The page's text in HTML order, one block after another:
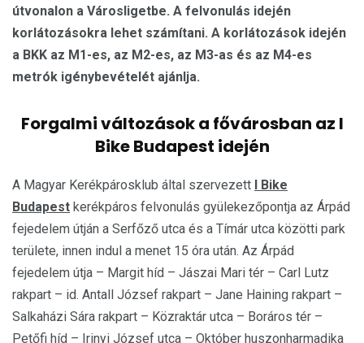
útvonalon a Városligetbe. A felvonulás idején
korlátozásokra lehet számítani. A korlátozások idején
a BKK az M1-es, az M2-es, az M3-as és az M4-es
metrók igénybevételét ajánlja.
Forgalmi változások a fővárosban az I
Bike Budapest idején
A Magyar Kerékpárosklub által szervezett I Bike
Budapest kerékpáros felvonulás gyülekezőpontja az Árpád
fejedelem útján a Serfőző utca és a Tímár utca közötti park
területe, innen indul a menet 15 óra után. Az Árpád
fejedelem útja – Margit híd – Jászai Mari tér – Carl Lutz
rakpart – id. Antall József rakpart – Jane Haining rakpart –
Salkaházi Sára rakpart – Közraktár utca – Boráros tér –
Petőfi híd – Irinyi József utca – Október huszonharmadika